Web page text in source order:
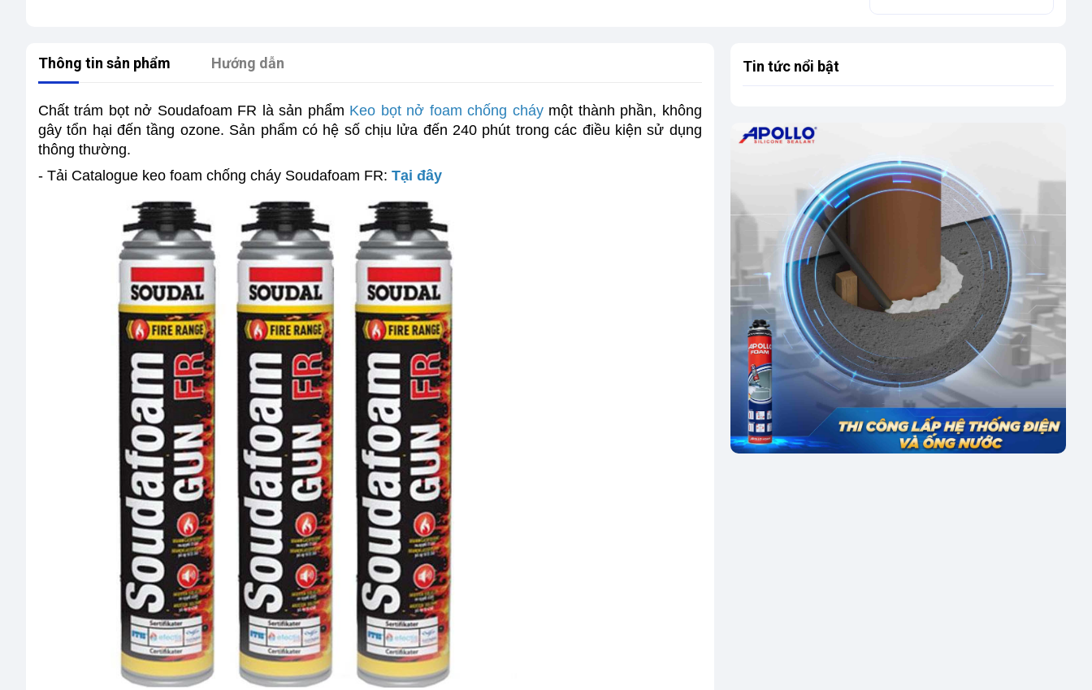
Thông tin sản phẩm Hướng dẫn
Chất trám bọt nở Soudafoam FR là sản phẩm Keo bọt nở foam chống cháymột thành phần, không
gây tổn hại đến tầng ozone. Sản phẩm có hệ số chịu lửa đến 240 phút trong các điều kiện sử dụng
thông thường.
- Tải Catalogue keo foam chống cháy Soudafoam FR: Tại đây
Tin tức nổi bật